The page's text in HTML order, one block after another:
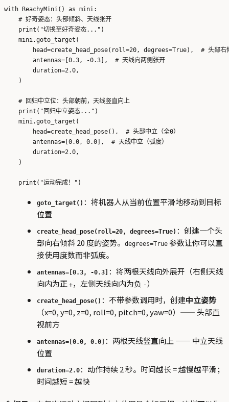
with ReachyMini() as mini:
    # 好奇姿态：头部倾斜、天线张开
    print("切换至好奇姿态...")
    mini.goto_target(
head=create_head_pose(roll=20, degrees=True),  # 头部右
        antennas=[0.3, -0.3],  # 天线向两侧张开
        duration=2.0,
    )
    # 回归中立位：头部朝前，天线竖直向上
    print("回归中立姿态...")
    mini.goto_target(
        head=create_head_pose(),  # 头部中立（全0）
        antennas=[0.0, 0.0],  # 天线中立（弧度）
        duration=2.0,
    )
goto_target() ：将机器人从当前位置平滑地移动到目标
位置
create_head_pose(roll=20, degrees=True) ：创建一个头
部向右倾斜 20 度的姿势。
degrees=True 参数让你可以直
接使用度数而非弧度。
antennas=[0.3, -0.3]
：将两根天线向外展开（右侧天线
向内为正 +，左侧天线向内为负 -）
create_head_pose() ：不带参数调用时，创建中立姿势
（x=0, y=0, z=0, roll=0, pitch=0, yaw=0）—— 头部直
视前方
antennas=[0.0, 0.0]
：两根天线竖直向上 —— 中立天线
位置
duration=2.0 ：动作持续 2 秒。时间越长 = 越慢越平滑；
时间越短 = 越快